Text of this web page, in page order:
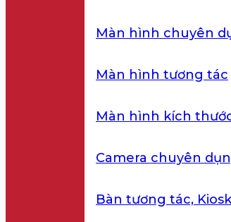
Màn hình chuyên
Màn hình tương tác
Màn hình kích
Camera chuyên
Bàn tương tác, Kiosk